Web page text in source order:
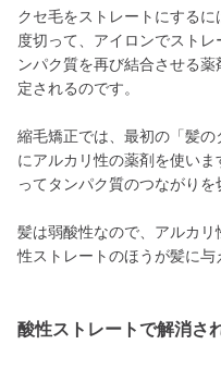
クセ毛をストレートにする
度切って、アイロンでスト
ンパク質を再び結合させる
定されるのです。
縮毛矯正では、最初の「髪
にアルカリ性の薬剤を使い
ってタンパク質のつながりを
髪は弱酸性なので、アルカ
性ストレートのほうが髪に与
酸性ストレートで解消さ